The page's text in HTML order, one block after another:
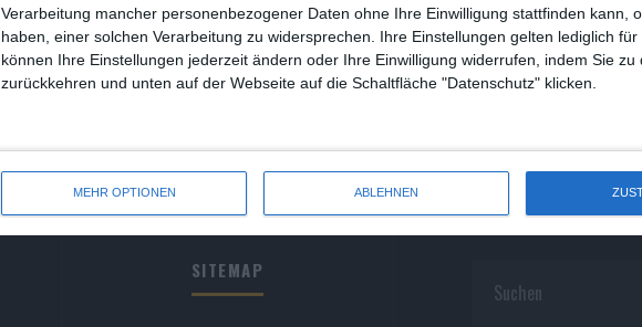
Verarbeitung mancher personenbezogener Daten ohne Ihre Einwilligung stattfinden kann,
haben, einer solchen Verarbeitung zu widersprechen. Ihre Einstellungen gelten lediglich
können Ihre Einstellungen jederzeit ändern oder Ihre Einwilligung widerrufen, indem Sie zu
zurückkehren und unten auf der Webseite auf die Schaltfläche "Datenschutz" klicken.
MEHR OPTIONEN ABLEHNEN
SITEMAP